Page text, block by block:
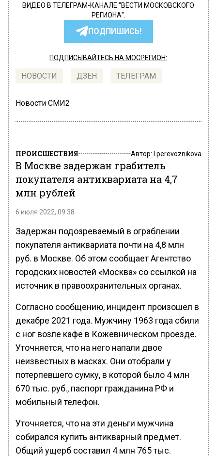
ВИДЕО В ТЕЛЕГРАМ-КАНАЛЕ "ВЕСТИ МОСКОВСКОГО
РЕГИОНА".
ПОДПИШИСЬ!
ПОДПИСЫВАЙТЕСЬ НА МОСРЕГИОН:
НОВОСТИ ДЗЕН ТЕЛЕГРАМ
Новости СМИ2
ПРОИСШЕСТВИЯ Автор: l.perevoznikova
В Москве задержан грабитель
покупателя антиквариата на 4,7
млн рублей
6 июля 2022, 09:38
Задержан подозреваемый в ограблении
покупателя антиквариата почти на 4,8 млн
руб. в Москве. Об этом сообщает Агентство
городских новостей «Москва» со ссылкой на
источник в правоохранительных органах.
Согласно сообщению, инцидент произошел в
декабре 2021 года. Мужчину 1963 года сбили
с ног возле кафе в Кожевническом проезде.
Уточняется, что на него напали двое
неизвестных в масках. Они отобрали у
потерпевшего сумку, в которой было 4 млн
670 тыс. руб., паспорт гражданина РФ и
мобильный телефон.
Уточняется, что на эти деньги мужчина
собирался купить антикварный предмет.
Общий ущерб составил 4 млн 765 тыс.